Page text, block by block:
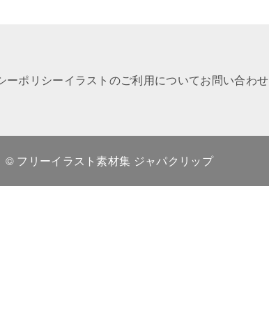
ーポリシーイラストのご利用についてお問い合わせ
© フリーイラスト素材集 ジャパクリップ